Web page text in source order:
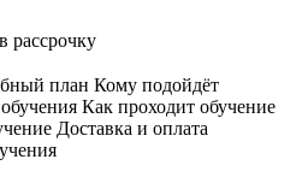
в рассрочку
план Кому подойдёт
Как проходит обучение
Доставка и оплата